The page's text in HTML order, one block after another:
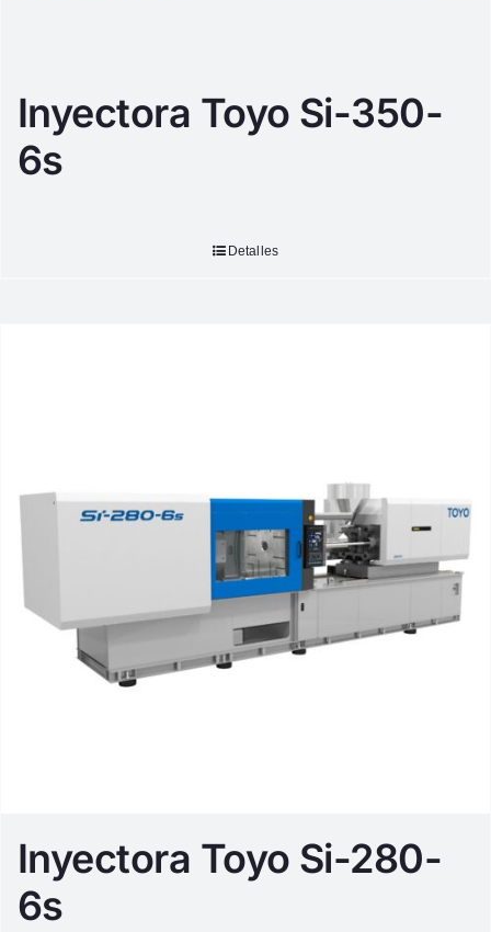
Inyectora Toyo Si-350-
6s
Detalles
Inyectora Toyo Si-280-
6s